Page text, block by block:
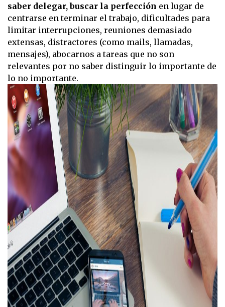
saber delegar, buscar la perfección en lugar de
centrarse en terminar el trabajo, dificultades para
limitar interrupciones, reuniones demasiado
extensas, distractores (como mails, llamadas,
mensajes), abocarnos a tareas que no son
relevantes por no saber distinguir lo importante de
lo no importante.